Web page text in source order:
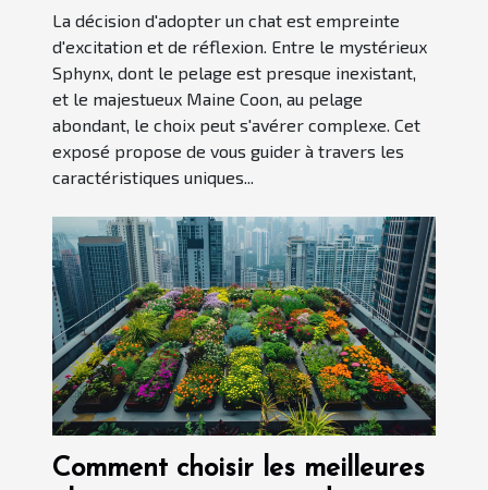
La décision d'adopter un chat est empreinte
d'excitation et de réflexion. Entre le mystérieux
Sphynx, dont le pelage est presque inexistant,
et le majestueux Maine Coon, au pelage
abondant, le choix peut s'avérer complexe. Cet
exposé propose de vous guider à travers les
caractéristiques uniques...
Comment choisir les meilleures